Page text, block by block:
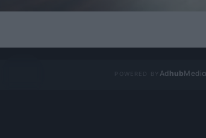
Ad hubMedia